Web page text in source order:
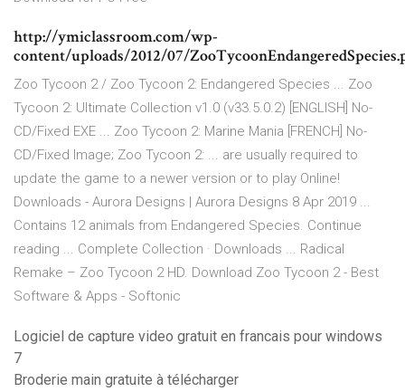
http://ymiclassroom.com/wp-
content/uploads/2012/07/
Zoo Tycoon 2 / Zoo Tycoon 2: Endangered Species ... Zoo
Tycoon 2: Ultimate Collection v1.0 (v33.5.0.2) [ENGLISH] No-
CD/Fixed EXE ... Zoo Tycoon 2: Marine Mania [FRENCH] No-
CD/Fixed Image; Zoo Tycoon 2: ... are usually required to
update the game to a newer version or to play Online!
Downloads - Aurora Designs | Aurora Designs 8 Apr 2019 ...
Contains 12 animals from Endangered Species. Continue
reading ... Complete Collection · Downloads ... Radical
Remake – Zoo Tycoon 2 HD. Download Zoo Tycoon 2 - Best
Software & Apps - Softonic
Logiciel de capture video gratuit en francais pour windows
7
Broderie main gratuite à télécharger